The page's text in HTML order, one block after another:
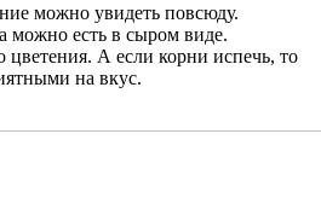
можно увидеть повсюду.
есть в сыром виде.
А если корни испечь, то
на вкус.